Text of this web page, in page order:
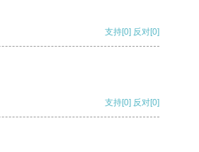
支持[0] 反对[0]
支持[0] 反对[0]